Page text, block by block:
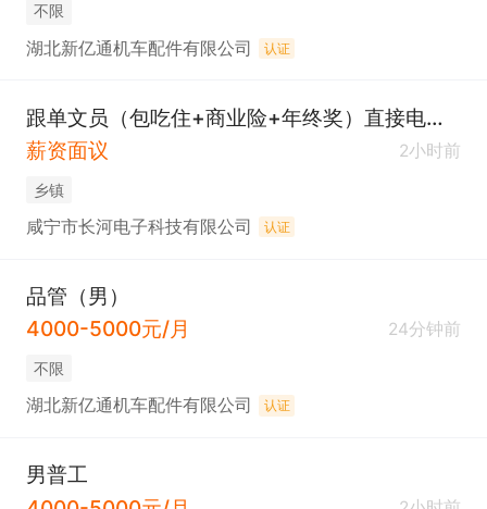
不限
湖北新亿通机车配件有限公司 认证
跟单文员（包吃住+商业险+年终奖）直接电联，工作地点南林镇
薪资面议
2小时前
乡镇
咸宁市长河电子科技有限公司 认证
品管（男）
4000-5000元/月
24分钟前
不限
湖北新亿通机车配件有限公司 认证
男普工